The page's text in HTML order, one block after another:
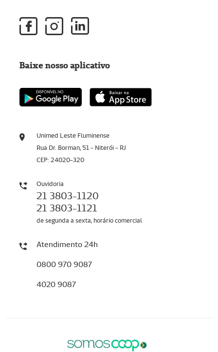
Unimed Leste Fluminense
Rua Dr. Borman, 51 - Niterói - RJ
CEP: 24020-320
Ouvidoria
21 3803-1120
21 3803-1121
de segunda a sexta, horário comercial
Atendimento 24h
0800 970 9087
4020 9087
Baixe nosso aplicativo